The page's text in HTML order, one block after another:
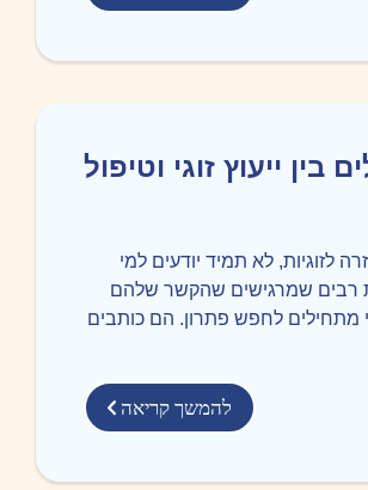
בין ייעוץ זוגי וטיפול
לזוגיות, לא תמיד יודעים למי
רבים שמרגישים שהקשר שלהם
מתחילים לחפש פתרון. הם כותבים
להמשך קריאה